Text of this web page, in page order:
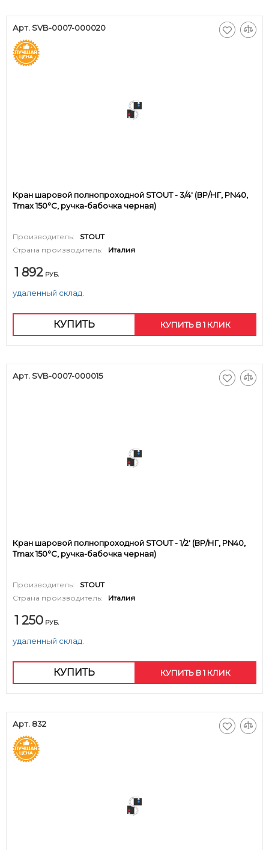
Арт. SVB-0007-000020
Кран шаровой полнопроходной STOUT - 3/4' (ВР/НГ, PN40,
Tmax 150°С, ручка-бабочка черная)
Производитель:
STOUT
Страна производитель:
Италия
1 892 РУБ.
удаленный склад.
КУПИТЬ КУПИТЬ В 1 КЛИК
Арт. SVB-0007-000015
Кран шаровой полнопроходной STOUT - 1/2' (ВР/НГ, PN40,
Tmax 150°С, ручка-бабочка черная)
Производитель:
STOUT
Страна производитель:
Италия
1 250 РУБ.
удаленный склад.
КУПИТЬ КУПИТЬ В 1 КЛИК
Арт. 832